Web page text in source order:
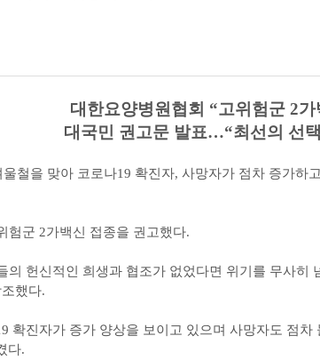
대한요양병원협회 “고위험군 2
대국민 권고문 발표…“최선의 선
철을 맞아 코로나19 확진자, 사망자가 점차 증가
험군 2가백신 접종을 권고했다.
의 헌신적인 희생과 협조가 없었다면 위기를 무사
했다.
확진자가 증가 양상을 보이고 있으며 사망자도 점
다.